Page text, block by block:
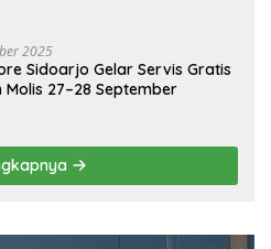
2025
Sidoarjo Gelar Servis Gratis
Molis 27–28 September